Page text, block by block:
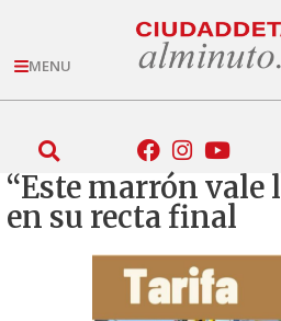
MENU
“Este marrón vale
en su recta final